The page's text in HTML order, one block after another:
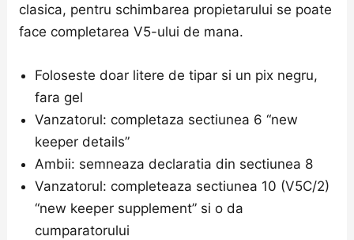
clasica, pentru schimbarea propietarului se poate
face completarea V5-ului de mana.
Foloseste doar litere de tipar si un pix negru,
fara gel
Vanzatorul: completaza sectiunea 6 “new
keeper details”
Ambii: semneaza declaratia din sectiunea 8
Vanzatorul: completeaza sectiunea 10 (V5C/2)
“new keeper supplement” si o da
cumparatorului